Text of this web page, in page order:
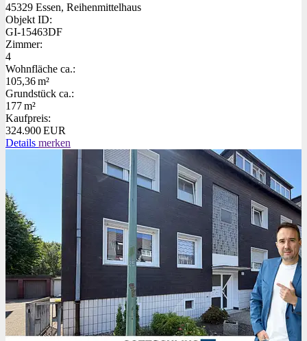
45329 Essen, Reihenmittelhaus
Objekt ID:
GI-15463DF
Zimmer:
4
Wohnfläche ca.:
105,36 m²
Grund­stück ca.:
177 m²
Kaufpreis:
324.900 EUR
Details merken